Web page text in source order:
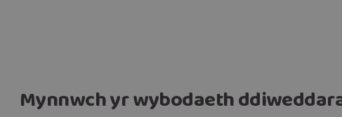
Mynnwch yr wybodaeth